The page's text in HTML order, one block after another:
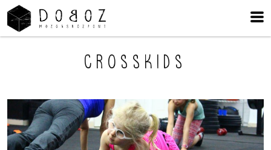
Crosskids